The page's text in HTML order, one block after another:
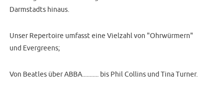
Darmstadts hinaus.
Unser Repertoire umfasst eine Vielzahl von "Ohrwürmern"
und Evergreens;
Von Beatles über ABBA........... bis Phil Collins und Tina Turner.